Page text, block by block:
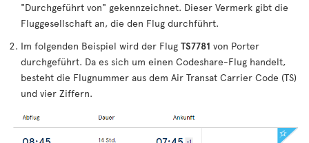
"Durchgeführt von" gekennzeichnet. Dieser Vermerk gibt die
Fluggesellschaft an, die den Flug durchführt.
Im folgenden Beispiel wird der Flug TS7781 von Porter
durchgeführt. Da es sich um einen Codeshare-Flug handelt,
besteht die Flugnummer aus dem Air Transat Carrier Code (TS)
und vier Ziffern.